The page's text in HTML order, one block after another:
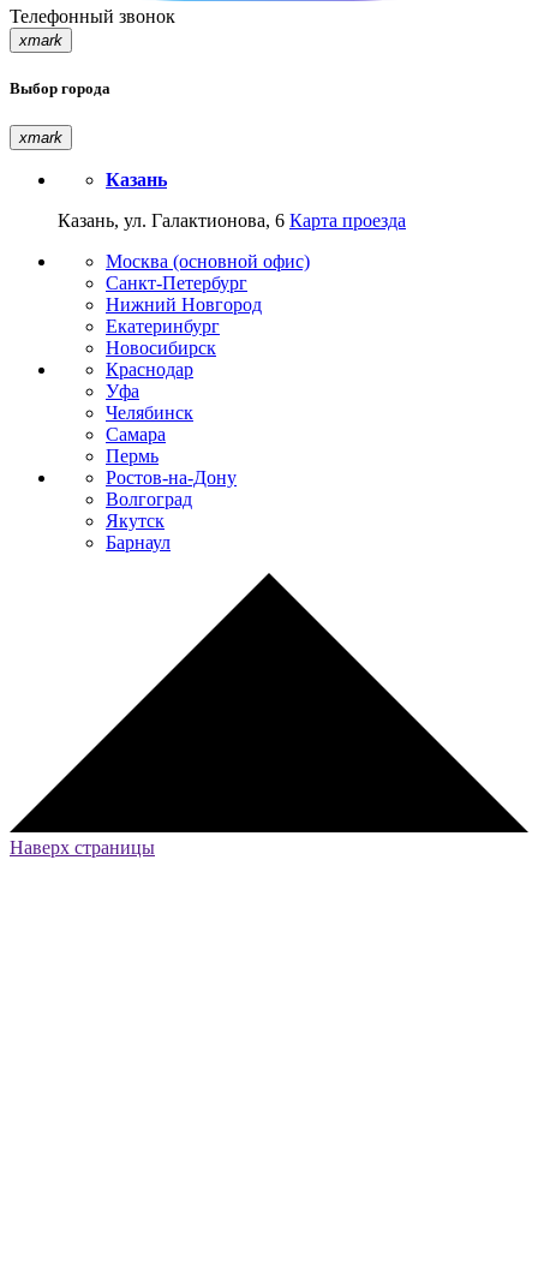
Телефонный звонок
xmark
Выбор города
xmark
Казань
Казань, ул. Галактионова, 6 Карта проезда
Москва (основной офис)
Санкт-Петербург
Нижний Новгород
Екатеринбург
Новосибирск
Краснодар
Уфа
Челябинск
Самара
Пермь
Ростов-на-Дону
Волгоград
Якутск
Барнаул
Наверх страницы